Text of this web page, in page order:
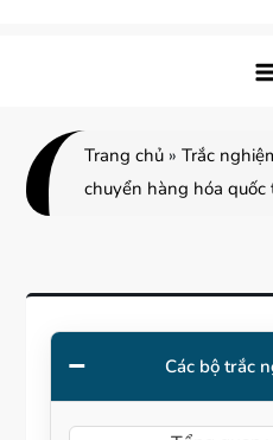
Trang chủ »Trắc
chuyển hàng hóa quốc
Các bộ trắc